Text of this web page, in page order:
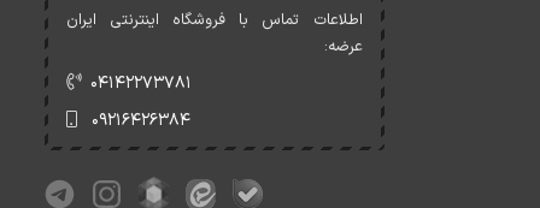
اطلاعات تماس با فروشگاه اینترنتی ایران
عرضه:
۰۴۱۴۲۲۷۳۷۸۱
۰۹۲۱۶۴۲۶۳۸۴